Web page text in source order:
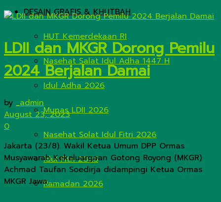
DESAIN GRAFIS & KHUTBAH
HUT Kemerdekaan RI
Nasehat Salat Idul Adha 1447 H
Idul Adha 2026
Munas LDII 2026
Nasehat Solat Idul Fitri 2026
Idul Fitri 2026
Ramadan 2026
LDII dan MKGR Dorong Pemilu
2024 Berjalan Damai
by _admin
August 23, 2023
0
Jakarta (23/8). Wakil Ketua Umum DPP Ormas
Musyawarah Kekeluargaan Gotong Royong (MKGR)
Achmad Taufan Soedirja didampingi Ketua Ormas
MKGR Jawa ...